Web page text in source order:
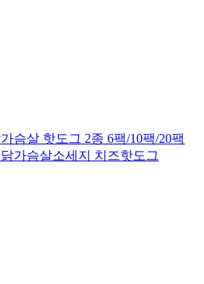
슴살 핫도그 2종 6팩/10팩/20팩
가슴살소세지 치즈핫도그